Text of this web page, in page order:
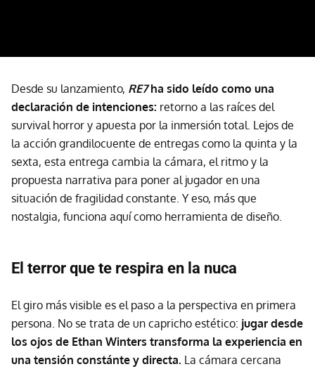
Desde su lanzamiento, RE7ha sido leído como una
declaración de intenciones: retorno a las raíces del
survival horror y apuesta por la inmersión total. Lejos de
la acción grandilocuente de entregas como la quinta y la
sexta, esta entrega cambia la cámara, el ritmo y la
propuesta narrativa para poner al jugador en una
situación de fragilidad constante. Y eso, más que
nostalgia, funciona aquí como herramienta de diseño.
El terror que te respira en la nuca
El giro más visible es el paso a la perspectiva en primera
persona. No se trata de un capricho estético: jugar desde
los ojos de Ethan Winters transforma la experiencia en
una tensión constánte y directa. La cámara cercana